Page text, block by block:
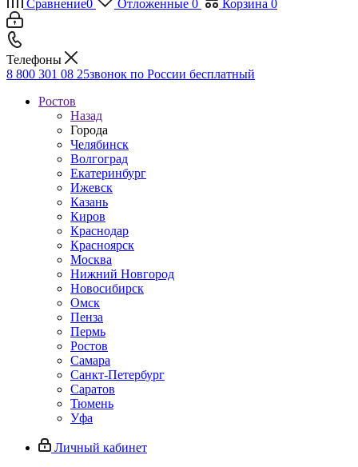
Сравнение0 Отложенные 0 Корзина 0
Телефоны
8 800 301 08 25звонок по России бесплатный
Ростов
Назад
Города
Челябинск
Волгоград
Екатеринбург
Ижевск
Казань
Киров
Краснодар
Красноярск
Москва
Нижний Новгород
Новосибирск
Омск
Пенза
Пермь
Ростов
Самара
Санкт-Петербург
Саратов
Тюмень
Уфа
Личный кабинет